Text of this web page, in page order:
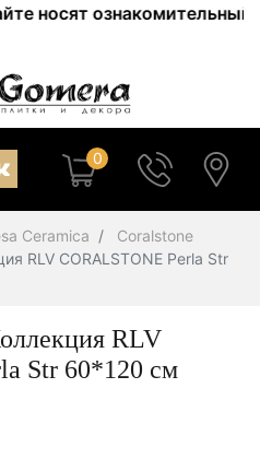
ознакомительный
0
Ceramica
Coralstone
RLV CORALSTONE Perla Str
RLV
Str 60*120 см